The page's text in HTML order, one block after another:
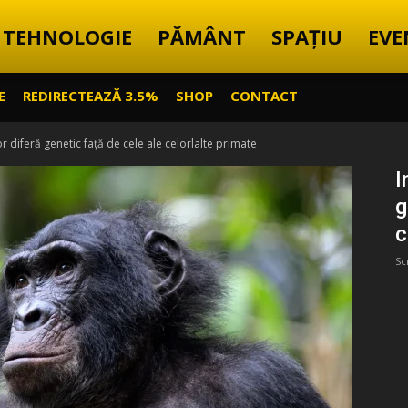
TEHNOLOGIE PĂMÂNT SPAȚIU
REDIRECTEAZĂ 3.5% SHOP CONTACT
diferă genetic față de cele ale celorlalte primate